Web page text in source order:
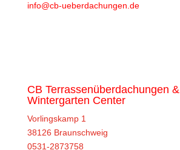
info@cb-ueberdachungen.de
CB Terrassenüberdachungen &
Wintergarten Center
Vorlingskamp 1
38126 Braunschweig
0531-2873758